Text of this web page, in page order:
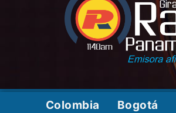
Colombia Bogotá